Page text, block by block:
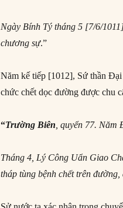
Ngày Bính Tý tháng 5 [7/6/
chương sự.”
Năm kế tiếp [1012], Sứ thần
chức chết dọc đường được chu
“Trường Biên, quyển 77.
Tháng 4, Lý Công Uẩn Giao
tháp tùng bệnh chết trên